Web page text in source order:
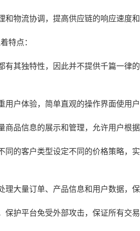
物流协调，提高供应链的响应速度和
特点：
有其独特性，因此并不提供千篇一律
用户体验，简单直观的操作界面使用
品信息的展示和管理，允许用户根据
同的客户类型设定不同的价格策略，
大量订单、产品信息和用户数据，
护平台免受外部攻击，保证所有交易